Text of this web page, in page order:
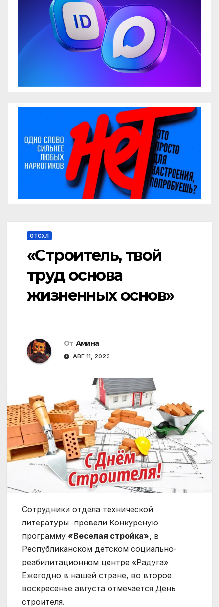
ОТСХЛ
«Строитель, твой
труд основа
жизненных основ»
От Амина
АВГ 11, 2023
Сотрудники отдела технической
литературы провели Конкурсную
программу «Веселая стройка», в
Республиканском детском социально-
реабилитационном центре «Радуга»
Ежегодно в нашей стране, во второе
воскресенье августа отмечается День
строителя.